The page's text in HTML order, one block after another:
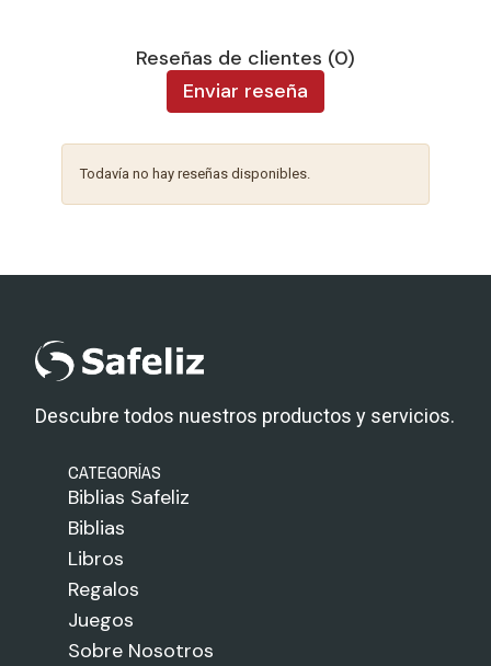
Reseñas de clientes (0)
Enviar reseña
Todavía no hay reseñas disponibles.
Descubre todos nuestros productos y servicios.
CATEGORÍAS
Biblias Safeliz
Biblias
Libros
Regalos
Juegos
Sobre Nosotros